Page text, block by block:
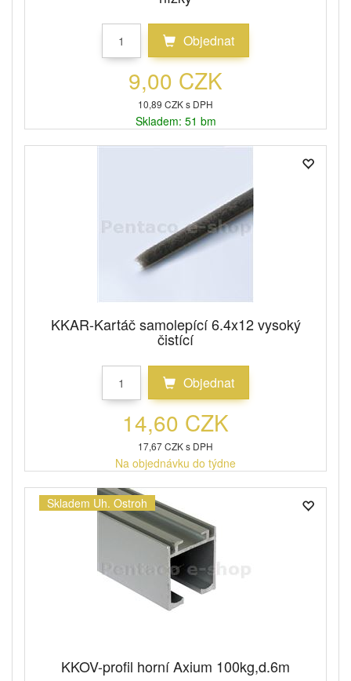
Objednat
9,00 CZK
10,89 CZK s DPH
Skladem: 51 bm
KKAR-Kartáč samolepící 6.4x12 vysoký
čistící
Objednat
14,60 CZK
17,67 CZK s DPH
Na objednávku do týdne
Skladem Uh. Ostroh
KKOV-profil horní Axium 100kg,d.6m